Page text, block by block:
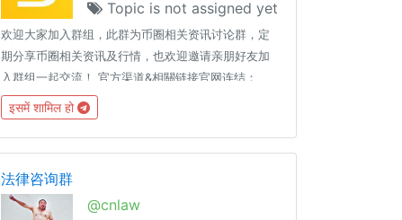
Topic is not assigned yet
欢迎大家加入群组，此群为币圈相关资讯讨论群，定
期分享币圈相关资讯及行情，也欢迎邀请亲朋好友加
入群组一起交流！ 官方渠道&相關链接官网连结：
https://c2.rebicoin.com/?source=tg官方新闻频道：
https://t.me/bitagechannal 区块链交流群：
https://t.me/BitBChinese
इसमें शामिल हो
法律咨询群
@cnlaw